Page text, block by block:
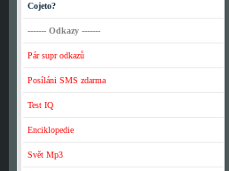
Cojeto?
------- Odkazy -------
Pár supr odkazů
Posíláni SMS zdarma
Test IQ
Enciklopedie
Svět Mp3